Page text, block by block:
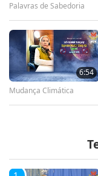
24:26
Palavras de Sabedoria
6:54
Mudança Climática